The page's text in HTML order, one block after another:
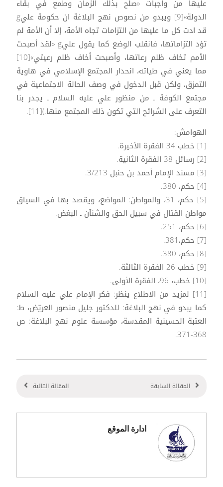
عليها من واجبات «صلح بذلك الزمان وطمع في بقاء
الدولة»[9] ويبدو من نصوص نهج البلاغة ان حكومة عليg
قد ادت كل ما عليها من التزامات تجاه الأمة، إلا أن الأمة لم
تؤد التزاماتها، فانقلب الوضع كما يقول عليg «لقد أصبحت
الأمم تخاف ظلم رعاتها، وأصبحت أخاف ظلم رعيتي»[10]
مما يعني في طياته، انحدار المجتمع الإسلامي في هاوية
التمزق، ولكن قبل الدخول في وصف الحالة الاجتماعية في
مجتمع الكوفة ـ من منظور علي عليه السلام ـ يجدر بنا
التعرف على الشرائح التي تكون ذلك المجتمع منها.)[11].
الهوامش:
[1] خطب 34 الفقرة الأخيرة.
[2] رسائل 38 الفقرة الثانية.
[3] مسند الإمام أحمد بن حنبل 3/213.
[4] حكم، 380.
[5] حكم، 31، والمواطن: المواضع، ويقصد بها في السياق
مواطن القتال في سبيل الحق والشنآن ـ البغض.
[6] حكم، 251.
[7] حكم،381.
[8] حكم، 380.
[9] خطب 26 الفقرة الثالثة.
[10] خطب، 96، الفقرة الأولى.
[11] لمزيد من الاطلاع ينظر: فكر الإمام علي عليه السلام
كما يبدو في نهج البلاغة: للدكتور جليل منصور العريّض، ط:
العتبة الحسينية المقدسة، مؤسسة علوم نهج البلاغة: ص
368-371.
المقالة السابقة المقالة التالية
ادارة الموقع